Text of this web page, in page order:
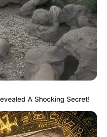
A Shocking Secret!